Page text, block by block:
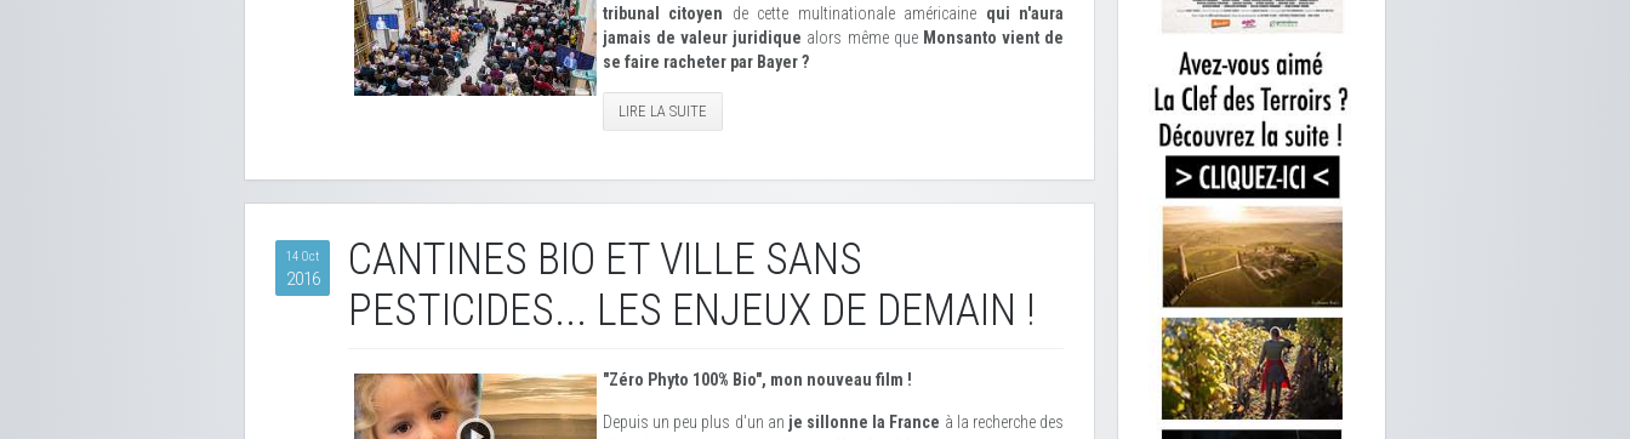
tribunal citoyen de cette multinationale américaine qui n'aura
jamais de valeur juridique alors même que Monsanto vient de
se faire racheter par Bayer ?
LIRE LA SUITE
14 Oct
2016
CANTINES BIO ET VILLE SANS
PESTICIDES... LES ENJEUX DE DEMAIN !
"Zéro Phyto 100% Bio", mon nouveau film !
Depuis un peu plus d'un an je sillonne la France à la recherche des